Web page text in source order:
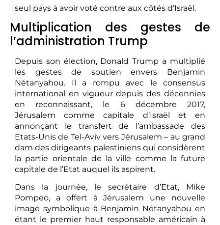
seul pays à avoir voté contre aux côtés d’Israël.
Multiplication des gestes de
l’administration Trump
Depuis son élection, Donald Trump a multiplié
les gestes de soutien envers Benjamin
Nétanyahou. Il a rompu avec le consensus
international en vigueur depuis des décennies
en reconnaissant, le 6 décembre 2017,
Jérusalem comme capitale d’Israël et en
annonçant le transfert de l’ambassade des
Etats-Unis de Tel-Aviv vers Jérusalem – au grand
dam des dirigeants palestiniens qui considèrent
la partie orientale de la ville comme la future
capitale de l’Etat auquel ils aspirent.
Dans la journée, le secrétaire d’Etat, Mike
Pompeo, a offert à Jérusalem une nouvelle
image symbolique à Benjamin Nétanyahou en
étant le premier haut responsable américain à